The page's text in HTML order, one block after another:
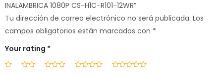
INALAMBRICA 1080P CS-H1C-R101-12WR”
Tu dirección de correo electrónico no será publicada. Los
campos obligatorios están marcados con *
Your rating *